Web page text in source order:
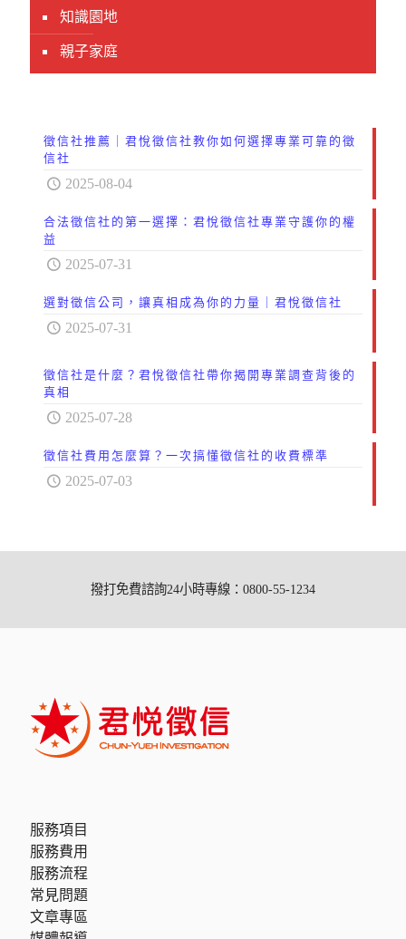
知識園地
親子家庭
徵信社推薦｜君悅徵信社教你如何選擇專業可靠的徵
信社
2025-08-04
合法徵信社的第一選擇：君悅徵信社專業守護你的權
益
2025-07-31
選對徵信公司，讓真相成為你的力量｜君悅徵信社
2025-07-31
徵信社是什麼？君悅徵信社帶你揭開專業調查背後的
真相
2025-07-28
徵信社費用怎麼算？一次搞懂徵信社的收費標準
2025-07-03
撥打免費諮詢24小時專線：0800-55-1234
服務項目
服務費用
服務流程
常見問題
文章專區